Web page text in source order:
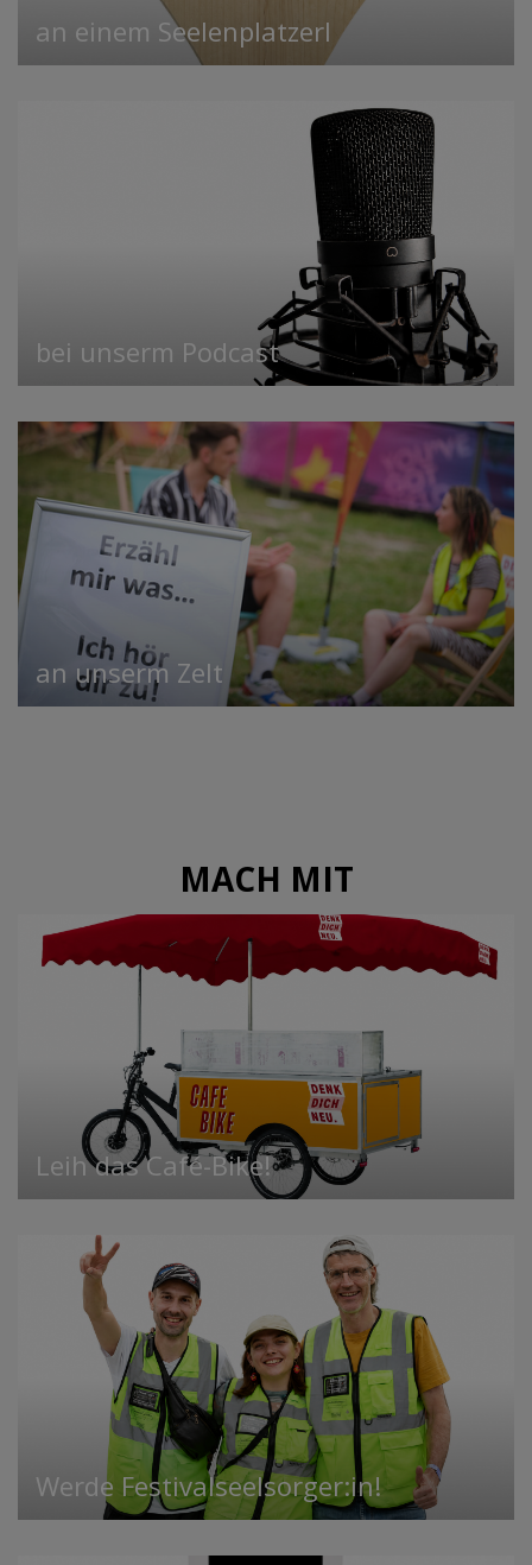
an einem Seelenplatzerl
bei unserm Podcast
an unserm Zelt
MACH MIT
Leih das Café-Bike!
Werde Festivalseelsorger:in!